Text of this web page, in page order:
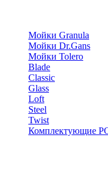
Мойки Granula
Мойки Dr.Gans
Мойки Tolero
Blade
Classic
Glass
Loft
Steel
Twist
Комплектующие